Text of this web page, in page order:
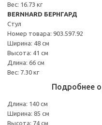
Вес: 16.73 кг
BERNHARD БЕРНГАРД
Стул
Номер товара: 903.597.92
Ширина: 48 см
Высота: 41 см
Длина: 66 см
Вес: 7.30 кг
Подробнее
Длина: 140 см
Ширина: 85 см
Высота: 74 см